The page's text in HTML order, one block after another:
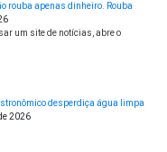
rouba apenas dinheiro. Rouba
um site de notícias, abre o
desperdiça água limpa
2026